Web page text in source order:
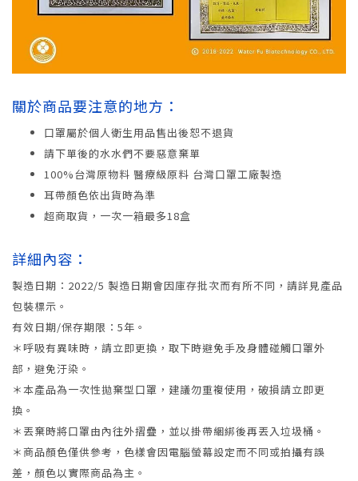
關於商品要注意的地方：
口罩屬於個人衛生用品售出後恕不退貨
請下單後的水水們不要惡意棄單
100%台灣原物料 醫療級原料 台灣口罩工廠製造
耳帶顏色依出貨時為準
超商取貨，一次一箱最多18盒
詳細內容：
製造日期：2022/5 製造日期會因庫存批次而有所不同，請詳見產品
包裝標示。
有效日期/保存期限：5年。
＊呼吸有異味時，請立即更換，取下時避免手及身體碰觸口罩外
部，避免汙染。
＊本產品為一次性拋棄型口罩，建議勿重複使用，破損請立即更
換。
＊丟棄時將口罩由內往外摺疊，並以掛帶綑綁後再丟入垃圾桶。
＊商品顏色僅供參考，色樣會因電腦螢幕設定而不同或拍攝有誤
差，顏色以實際商品為主。